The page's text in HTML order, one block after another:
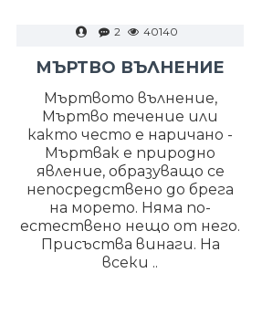
2 40140
МЪРТВО ВЪЛНЕНИЕ
Мъртвото вълнение,
Мъртво течение или
както често е наричано -
Мъртвак е природно
явление, образуващо се
непосредствено до брега
на морето. Няма по-
естествено нещо от него.
Присъства винаги. На
всеки ..